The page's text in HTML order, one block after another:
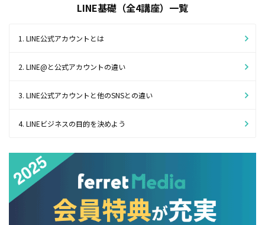
LINE基礎（全4講座）一覧
1. LINE公式アカウントとは
2. LINE@と公式アカウントの違い
3. LINE公式アカウントと他のSNSとの違い
4. LINEビジネスの目的を決めよう